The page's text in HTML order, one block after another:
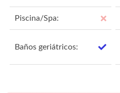
Piscina/Spa:
Baños geriátricos: